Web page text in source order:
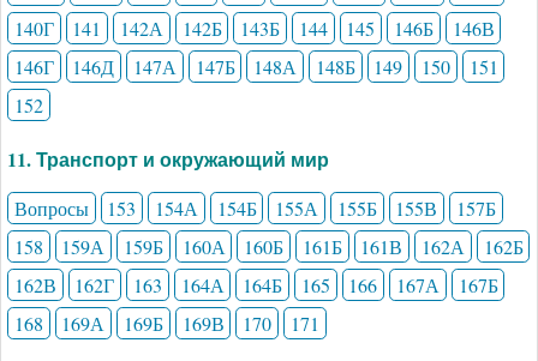
140Г
141 142А 142Б 143Б 144 145 146Б
146В
146Г
146Д 147А 147Б 148А 148Б 149 150
151
152
11. Транспорт и окружающий мир
Вопросы 153 154А 154Б 155А 155Б 155В
157Б
158
159А 159Б 160А 160Б 161Б 161В 162А
162Б
162В
162Г 163 164А 164Б 165 166 167А
167Б
168
169А 169Б 169В 170 171